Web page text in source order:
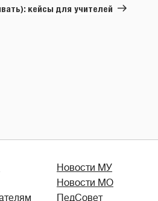
кейсы для учителей
Новости МУ
Новости МО
ПедСовет